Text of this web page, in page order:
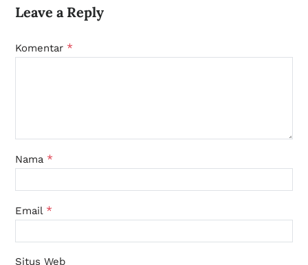
Leave a Reply
Komentar *
Nama *
Email *
Situs Web